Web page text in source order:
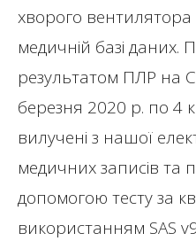
хворого
медичній базі даних.
результатом ПЛР на
березня 2020 р. по 4
вилучені з нашої
медичних записів та
допомогою тесту за
використанням SAS